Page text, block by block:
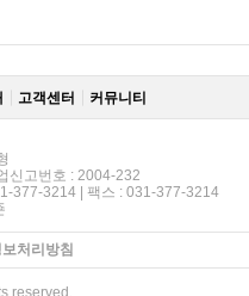
고객센터 커뮤니티
신고번호 : 2004-232
377-3214 | 팩스 : 031-377-3214
처리방침
reserved.